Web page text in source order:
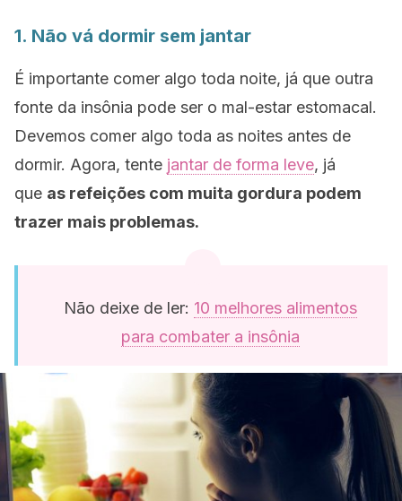
1. Não vá dormir sem jantar
É importante comer algo toda noite, já que outra
fonte da insônia pode ser o mal-estar estomacal.
Devemos comer algo toda as noites antes de
dormir. Agora, tente jantar de forma leve, já
que as refeições com muita gordura podem
trazer mais problemas.
Não deixe de ler: 10 melhores alimentos
para combater a insônia